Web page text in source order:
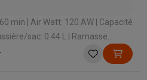
min | Air Watt: 120 AW | Capacité
sac: 0.44 L | Ramasse
Oui | Temps de charge: 360 min